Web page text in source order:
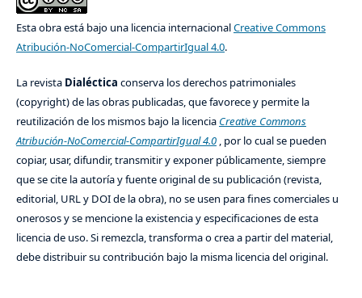
Esta obra está bajo una licencia internacionalCreative Commons
Atribución-NoComercial-CompartirIgual 4.0.
La revista Dialéctica conserva los derechos patrimoniales
(copyright) de las obras publicadas, que favorece y permite la
reutilización de los mismos bajo la licencia Creative Commons
Atribución-NoComercial-CompartirIgual 4.0, por lo cual se pueden
copiar, usar, difundir, transmitir y exponer públicamente, siempre
que se cite la autoría y fuente original de su publicación (revista,
editorial, URL y DOI de la obra), no se usen para fines comerciales u
onerosos y se mencione la existencia y especificaciones de esta
licencia de uso. Si remezcla, transforma o crea a partir del material,
debe distribuir su contribución bajo la misma licencia del original.